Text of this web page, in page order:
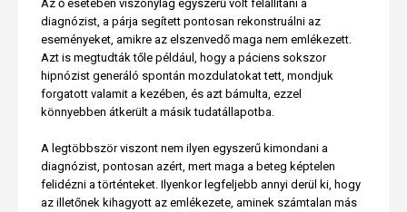
Az ő esetében viszonylag egyszerű volt felállítani a
diagnózist, a párja segített pontosan rekonstruálni az
eseményeket, amikre az elszenvedő maga nem emlékezett.
Azt is megtudták tőle például, hogy a páciens sokszor
hipnózist generáló spontán mozdulatokat tett, mondjuk
forgatott valamit a kezében, és azt bámulta, ezzel
könnyebben átkerült a másik tudatállapotba.
A legtöbbször viszont nem ilyen egyszerű kimondani a
diagnózist, pontosan azért, mert maga a beteg képtelen
felidézni a történteket. Ilyenkor legfeljebb annyi derül ki, hogy
az illetőnek kihagyott az emlékezete, aminek számtalan más